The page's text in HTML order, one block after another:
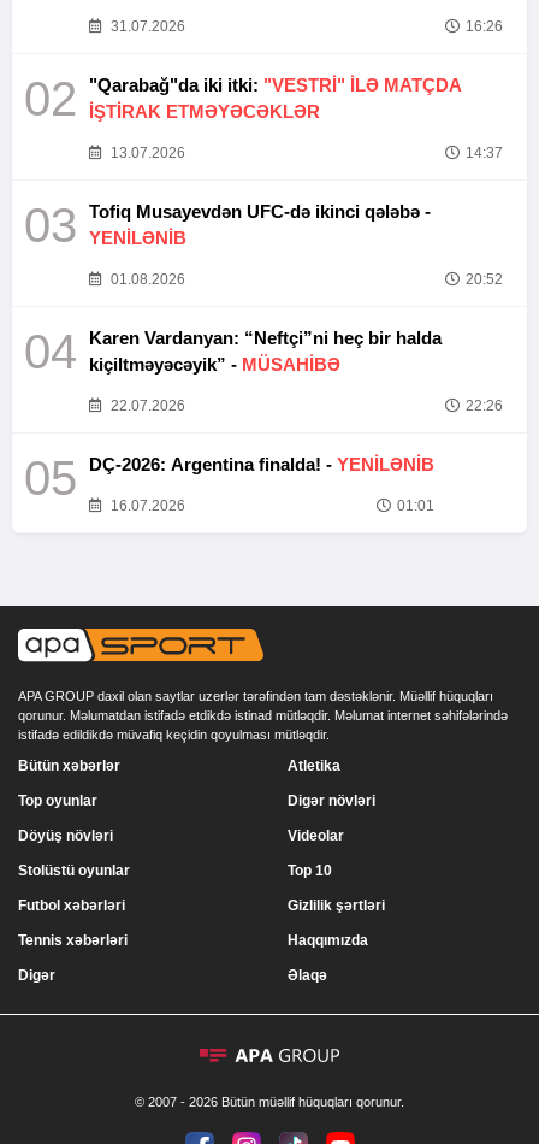
31.07.2026 16:26
02 "Qarabağ"da iki itki: "VESTRİ" İLƏ MATÇDA
İŞTİRAK ETMƏYƏCƏKLƏR
13.07.2026 14:37
03
Tofiq Musayevdən UFC-də ikinci qələbə -
YENİLƏNİB
01.08.2026 20:52
04
Karen Vardanyan: “Neftçi”ni heç bir halda
kiçiltməyəcəyik” - MÜSAHİBƏ
22.07.2026 22:26
05 DÇ-2026: Argentina finalda! - YENİLƏNİB
16.07.2026 01:01
APA GROUP daxil olan saytlar uzerlər tərəfindən tam dəstəklənir. Müəllif hüquqları
qorunur. Məlumatdan istifadə etdikdə istinad mütləqdir. Məlumat internet səhifələrində
istifadə edildikdə müvafiq keçidin qoyulması mütləqdir.
Bütün xəbərlər
Top oyunlar
Döyüş növləri
Stolüstü oyunlar
Atletika
Digər növləri
Videolar
Top 10
Futbol xəbərləri
Tennis xəbərləri
Digər
Gizlilik şərtləri
Haqqımızda
Əlaqə
© 2007 - 2026 Bütün müəllif hüquqları qorunur.